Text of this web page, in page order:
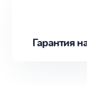
Гарантия